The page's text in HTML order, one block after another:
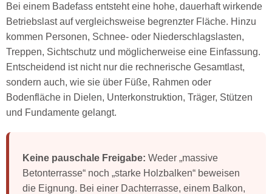
Bei einem Badefass entsteht eine hohe, dauerhaft wirkende
Betriebslast auf vergleichsweise begrenzter Fläche. Hinzu
kommen Personen, Schnee- oder Niederschlagslasten,
Treppen, Sichtschutz und möglicherweise eine Einfassung.
Entscheidend ist nicht nur die rechnerische Gesamtlast,
sondern auch, wie sie über Füße, Rahmen oder
Bodenfläche in Dielen, Unterkonstruktion, Träger, Stützen
und Fundamente gelangt.
Keine pauschale Freigabe: Weder „massive
Betonterrasse“ noch „starke Holzbalken“ beweisen
die Eignung. Bei einer Dachterrasse, einem Balkon,